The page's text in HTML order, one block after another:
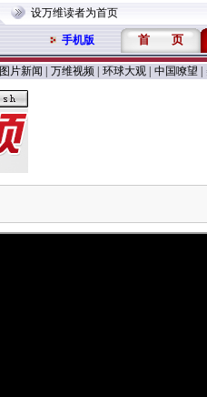
设万维读者为首页
手机版 首 页
图片新闻 万维视频 环球大观 中国嘹望